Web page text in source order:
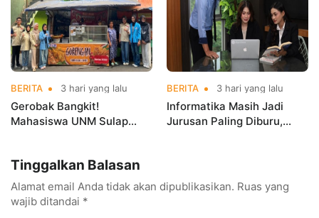
BERITA 3 hari yang lalu
Gerobak Bangkit!
Mahasiswa UNM Sulap
BERITA 3 hari yang lalu
Informatika Masih Jadi
Jurusan Paling Diburu,
Tinggalkan Balasan
Alamat email Anda tidak akan dipublikasikan. Ruas yang
wajib ditandai *